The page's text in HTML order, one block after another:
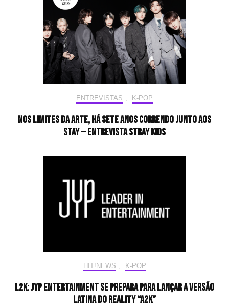
ENTREVISTAS K-POP
Nos limites da arte, há sete anos correndo junto aos
STAY — Entrevista Stray Kids
HIT!NEWS , K-POP
L2K: JYP Entertainment se prepara para lançar a versão
latina do reality “A2K”